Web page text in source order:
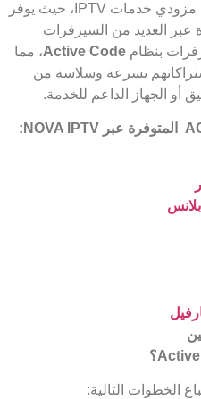
من أفضل مزودي خدمات IPTV، حيث يوفر
عبر العديد من السيرفرات
بنظام Active Code، مما
بسرعة وسلاسة من
أو الجهاز الداعم للخدمة.
المتوفرة عبر NOVA IPTV:
؟
الخطوات التالية: